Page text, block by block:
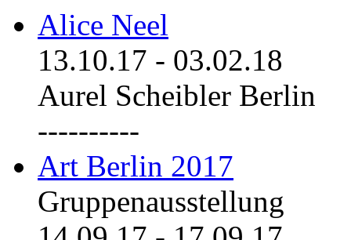
Alice Neel
13.10.17 - 03.02.18
Aurel Scheibler Berlin
----------
Art Berlin 2017
Gruppenausstellung